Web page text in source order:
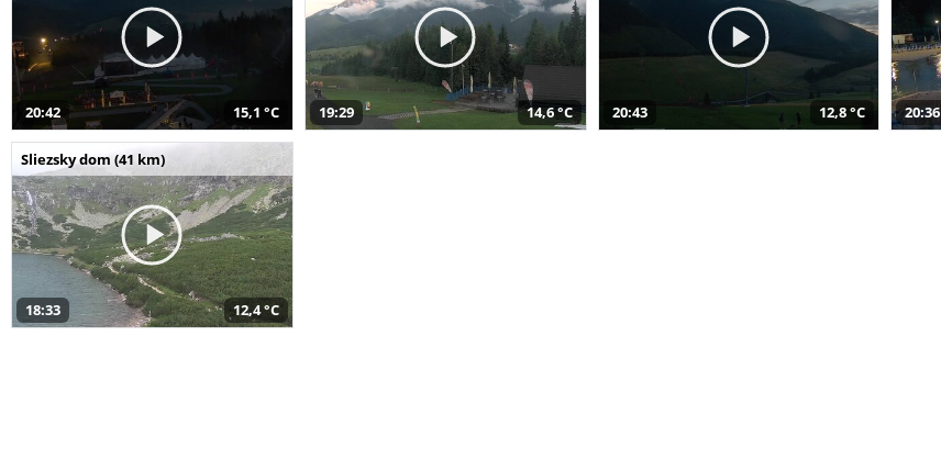
20:42 15,1 °C 19:29 14,6 °C 20:43 12,8 °C 20:36
Sliezsky dom (41 km)
18:33 12,4 °C